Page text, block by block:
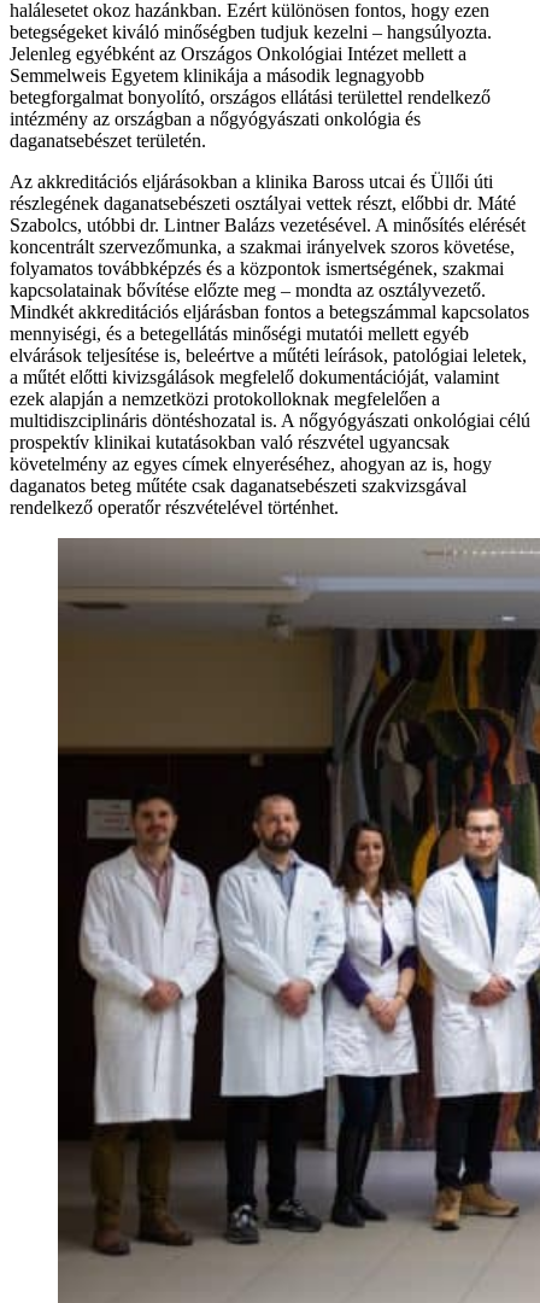
halálesetet okoz hazánkban. Ezért különösen fontos, hogy ezen
betegségeket kiváló minőségben tudjuk kezelni – hangsúlyozta.
Jelenleg egyébként az Országos Onkológiai Intézet mellett a
Semmelweis Egyetem klinikája a második legnagyobb
betegforgalmat bonyolító, országos ellátási területtel rendelkező
intézmény az országban a nőgyógyászati onkológia és
daganatsebészet területén.
Az akkreditációs eljárásokban a klinika Baross utcai és Üllői úti
részlegének daganatsebészeti osztályai vettek részt, előbbi dr. Máté
Szabolcs, utóbbi dr. Lintner Balázs vezetésével. A minősítés elérését
koncentrált szervezőmunka, a szakmai irányelvek szoros követése,
folyamatos továbbképzés és a központok ismertségének, szakmai
kapcsolatainak bővítése előzte meg – mondta az osztályvezető.
Mindkét akkreditációs eljárásban fontos a betegszámmal kapcsolatos
mennyiségi, és a betegellátás minőségi mutatói mellett egyéb
elvárások teljesítése is, beleértve a műtéti leírások, patológiai leletek,
a műtét előtti kivizsgálások megfelelő dokumentációját, valamint
ezek alapján a nemzetközi protokolloknak megfelelően a
multidiszciplináris döntéshozatal is. A nőgyógyászati onkológiai célú
prospektív klinikai kutatásokban való részvétel ugyancsak
követelmény az egyes címek elnyeréséhez, ahogyan az is, hogy
daganatos beteg műtéte csak daganatsebészeti szakvizsgával
rendelkező operatőr részvételével történhet.